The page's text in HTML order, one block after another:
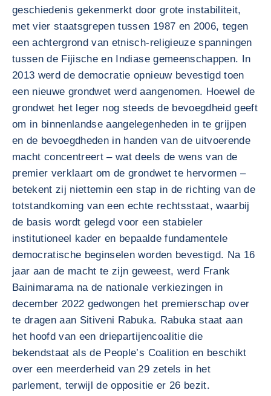
geschiedenis gekenmerkt door grote instabiliteit,
met vier staatsgrepen tussen 1987 en 2006, tegen
een achtergrond van etnisch-religieuze spanningen
tussen de Fijische en Indiase gemeenschappen. In
2013 werd de democratie opnieuw bevestigd toen
een nieuwe grondwet werd aangenomen. Hoewel de
grondwet het leger nog steeds de bevoegdheid geeft
om in binnenlandse aangelegenheden in te grijpen
en de bevoegdheden in handen van de uitvoerende
macht concentreert – wat deels de wens van de
premier verklaart om de grondwet te hervormen –
betekent zij niettemin een stap in de richting van de
totstandkoming van een echte rechtsstaat, waarbij
de basis wordt gelegd voor een stabieler
institutioneel kader en bepaalde fundamentele
democratische beginselen worden bevestigd. Na 16
jaar aan de macht te zijn geweest, werd Frank
Bainimarama na de nationale verkiezingen in
december 2022 gedwongen het premierschap over
te dragen aan Sitiveni Rabuka. Rabuka staat aan
het hoofd van een driepartijencoalitie die
bekendstaat als de People’s Coalition en beschikt
over een meerderheid van 29 zetels in het
parlement, terwijl de oppositie er 26 bezit.